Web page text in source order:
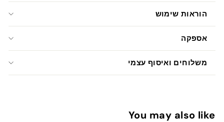
הוראות שימוש
אספקה
משלוחים ואיסוף עצמי
You may also like